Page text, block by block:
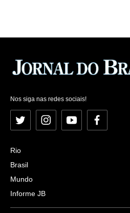
Nos siga nas redes sociais!
Twitter InstagramYouTubeFacebook
Rio
Brasil
Mundo
Informe JB